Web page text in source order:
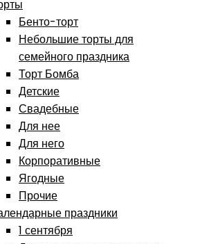
Бенто-торт
Небольшие торты для
семейного праздника
Торт Бомба
Детские
Свадебные
Для нее
Для него
Корпоративные
Ягодные
Прочие
праздники
1 сентября